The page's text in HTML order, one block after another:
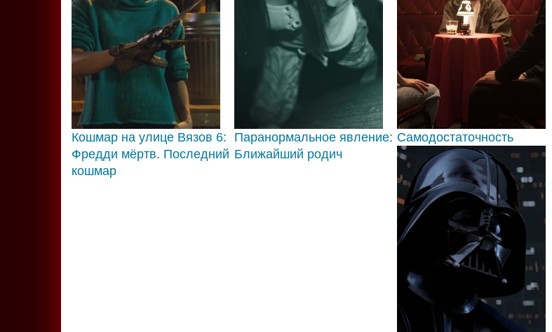
Кошмар на улице Вязов 6:
Фредди мёртв. Последний
кошмар
Паранормальное явление:
Ближайший родич
Самодостаточность